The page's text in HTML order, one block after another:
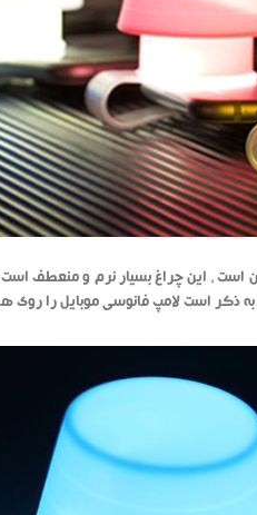
، این چراغ بسیار نرم و منعطف
ذکر است لامپ فانوسی موبایل را روی